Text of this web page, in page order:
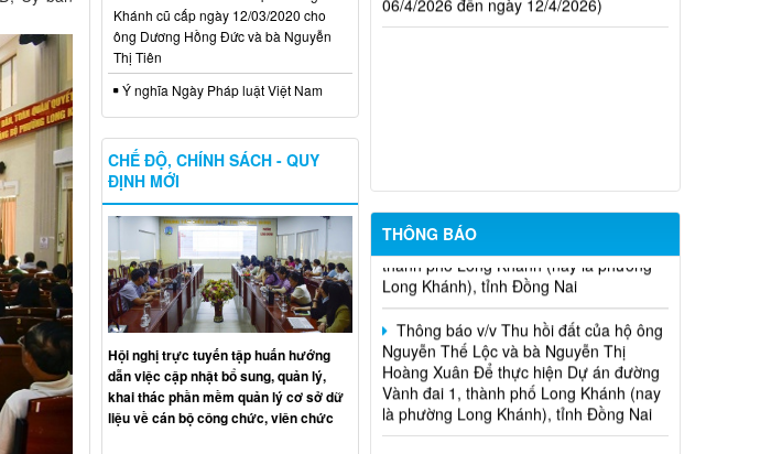
THÔNG BÁO
Nguyễn Thọ Thanh và bà Lưu Thị Trí Để
thực hiện Dự án đường Vành đai 1,
thành phố Long Khánh (nay là phường
Thông báo v/v Thu hồi đất của hộ ông
Nguyễn Thế Lộc và bà Nguyễn Thị
Hoàng Xuân Để thực hiện Dự án đường
Vành đai 1, thành phố Long Khánh (nay
là phường Long Khánh), tỉnh Đồng Nai
Khánh cũ cấp ngày 12/03/2020 cho
ông Dương Hồng Đức và bà Nguyễn
Thị Tiên
Ý nghĩa Ngày Pháp luật Việt Nam
CHẾ ĐỘ, CHÍNH SÁCH - QUY
ĐỊNH MỚI
Hội nghị trực tuyến tập huấn hướng
dẫn việc cập nhật bổ sung, quản lý,
khai thác phần mềm quản lý cơ sở dữ
liệu về cán bộ công chức, viên chức